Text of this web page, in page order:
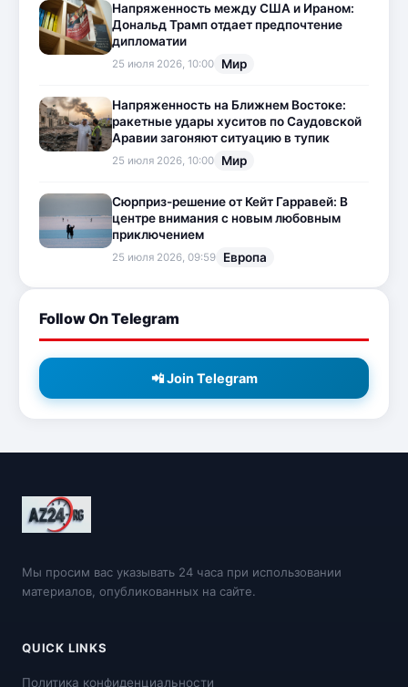
Напряженность между США и Ираном:
Дональд Трамп отдает предпочтение
дипломатии
25 июля 2026, 10:00 Мир
Напряженность на Ближнем Востоке:
ракетные удары хуситов по Саудовской
Аравии загоняют ситуацию в тупик
25 июля 2026, 10:00 Мир
Сюрприз-решение от Кейт Гарравей: В
центре внимания с новым любовным
приключением
25 июля 2026, 09:59 Европа
Follow On Telegram
📲 Join Telegram
Мы просим вас указывать 24 часа при использовании
материалов, опубликованных на сайте.
QUICK LINKS
Политика конфиденциальности